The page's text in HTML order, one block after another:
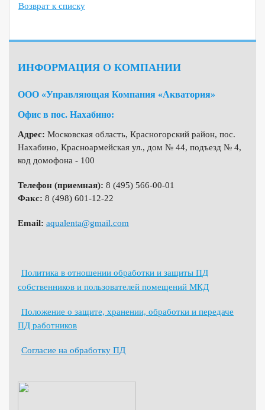
Возврат к списку
ИНФОРМАЦИЯ О КОМПАНИИ
ООО «Управляющая Компания «Акватория»
Офис в пос. Нахабино:
Адрес: Московская область, Красногорский район, пос.
Нахабино, Красноармейская ул., дом № 44, подъезд № 4,
код домофона - 100
Телефон (приемная): 8 (495) 566-00-01
Факс: 8 (498) 601-12-22
Email: aqualenta@gmail.com
Политика в отношении обработки и защиты ПД
собственников и пользователей помещений МКД
Положение о защите, хранении, обработки и передаче
ПД работников
Согласие на обработку ПД